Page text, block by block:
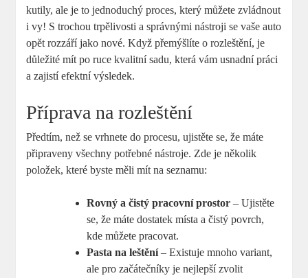
kutily, ale je to jednoduchý proces, který můžete zvládnout
i vy! S trochou trpělivosti a správnými nástroji​ se vaše auto
opět rozzáří jako nové. Když přemýšlíte o rozleštění, je
důležité mít po ruce kvalitní sadu, která vám usnadní práci
a zajistí ⁣efektní výsledek.
Příprava na rozleštění
Předtím, než se vrhnete do‌ procesu, ujistěte se, že máte
připraveny všechny potřebné nástroje. ​Zde je několik
⁣položek, ⁤které byste měli‍ mít ‍na seznamu:
Rovný a čistý pracovní prostor – Ujistěte
se, že máte dostatek místa‌ a čistý povrch,
kde můžete pracovat.
Pasta na leštění– Existuje mnoho variant,
ale pro začátečníky je nejlepší zvolit